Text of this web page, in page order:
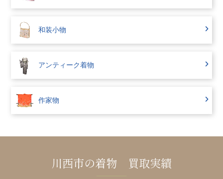
和装小物
アンティーク着物
作家物
川西市の着物 買取実績